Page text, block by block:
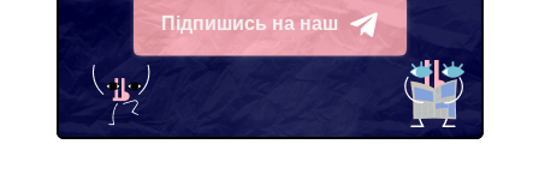
Підпишись на наш
Telegram